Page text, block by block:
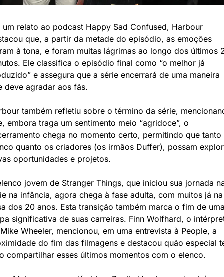
um relato ao podcast Happy Sad Confused, Harbour
que, a partir da metade do episódio, as emoções
à tona, e foram muitas lágrimas ao longo dos últimos
Ele classifica o episódio final como “o melhor já
e assegura que a série encerrará de uma maneira
deve agradar aos fãs.
também refletiu sobre o término da série,
embora traga um sentimento meio “agridoce”, o
chega no momento certo, permitindo que tanto
quanto os criadores (os irmãos Duffer), possam
oportunidades e projetos.
jovem de Stranger Things, que iniciou sua jornada
na infância, agora chega à fase adulta, com muitos já na
dos 20 anos. Esta transição também marca o fim de
significativa de suas carreiras. Finn Wolfhard, o
Wheeler, mencionou, em uma entrevista à People, a
do fim das filmagens e destacou quão especial
compartilhar esses últimos momentos com o elenco.